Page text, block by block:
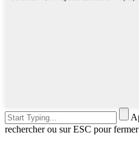
rechercher ou sur ESC pour fermer